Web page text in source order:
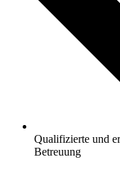
Qualifizierte und
Betreuung